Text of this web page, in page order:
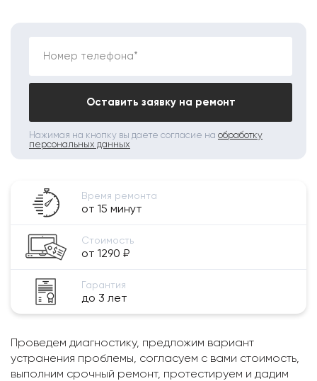
Номер телефона*
Оставить заявку на ремонт
Нажимая на кнопку вы даете согласие на обработку
персональных данных
Время ремонта
от 15 минут
Стоимость
от 1290 ₽
Гарантия
до 3 лет
Проведем диагностику, предложим вариант
устранения проблемы, согласуем с вами стоимость,
выполним срочный ремонт, протестируем и дадим